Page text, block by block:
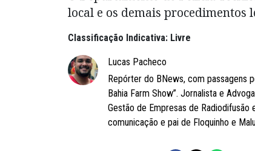
local e os demais procedimentos
Classificação Indicativa: Livre
Lucas Pacheco
Repórter do BNews, com passagens
Bahia Farm Show”. Jornalista e
Gestão de Empresas de
comunicação e pai de Floquinho e